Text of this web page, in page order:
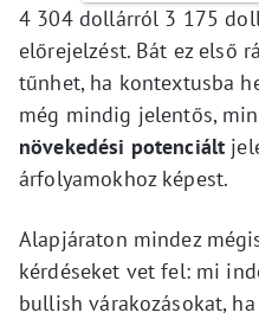
4 304 dollárról 3 175
előrejelzést. Bát ez első
tűnhet, ha kontextusba
még mindig jelentős,
növekedési potenciált
árfolyamokhoz képest.
Alapjáraton mindez
kérdéseket vet fel: mi
bullish várakozásokat,